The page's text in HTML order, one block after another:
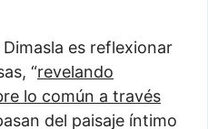
es reflexionar
“revelando
lo común a través
del paisaje íntimo